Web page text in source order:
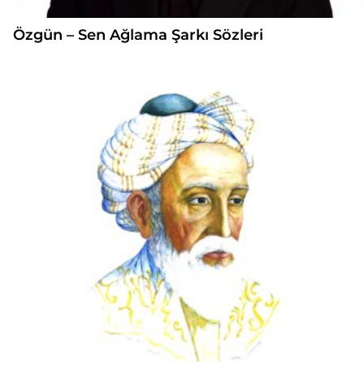
Özgün – Sen Ağlama Şarkı Sözleri